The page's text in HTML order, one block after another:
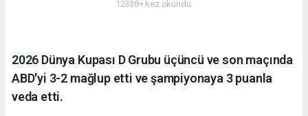
12338+ kez okundu.
2026 Dünya Kupası D Grubu üçüncü ve son maçında
ABD'yi 3-2 mağlup etti ve şampiyonaya 3 puanla
veda etti.